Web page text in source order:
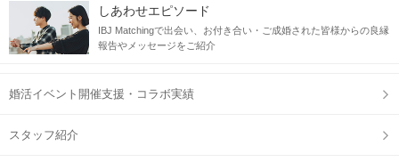
しあわせエピソード
IBJ Matchingで出会い、お付き合い・ご成婚された皆様からの良縁
報告やメッセージをご紹介
婚活イベント開催支援・コラボ実績
スタッフ紹介